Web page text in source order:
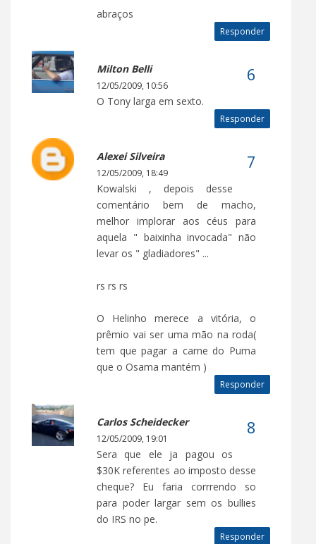
abraços
Responder
Milton Belli
12/05/2009, 10:56
O Tony larga em sexto.
Responder
Alexei Silveira
12/05/2009, 18:49
Kowalski , depois desse
comentário bem de macho,
melhor implorar aos céus para
aquela " baixinha invocada" não
levar os " gladiadores" ...
rs rs rs
O Helinho merece a vitória, o
prêmio vai ser uma mão na roda(
tem que pagar a carne do Puma
que o Osama mantém )
Responder
Carlos Scheidecker
12/05/2009, 19:01
Sera que ele ja pagou os
$30K referentes ao imposto desse
cheque? Eu faria corrrendo so
para poder largar sem os bullies
do IRS no pe.
Responder